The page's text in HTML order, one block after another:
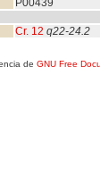
P00439
Cr. 12 q22-24.2
de GNU Free